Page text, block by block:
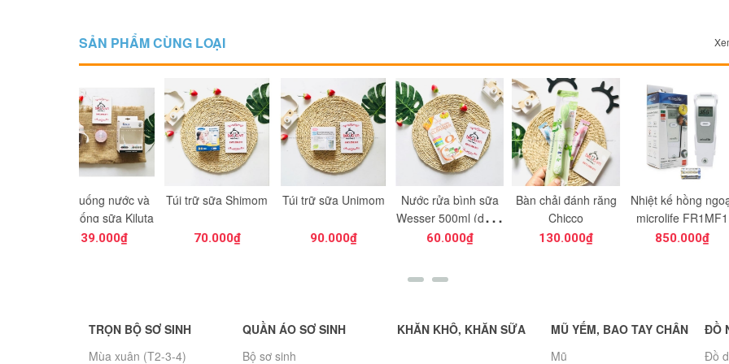
SẢN PHẨM CÙNG LOẠI
Túi trữ sữa Shimom
70.000₫
Túi trữ sữa Unimom
90.000₫
Nước rửa bình sữa
Wesser 500ml (dạng
60.000₫
Bàn chải đánh răng
Chicco
130.000₫
Nhiệt kế hồng ngoại
microlife FR1MF1
850.000₫
Nước
viêm
TRỌN BỘ SƠ SINH
Mùa xuân (T2-3-4)
QUẦN ÁO SƠ SINH
Bộ sơ sinh
KHĂN KHÔ, KHĂN SỮA
MŨ YẾM, BAO TAY CHÂN
Mũ
ĐỒ
Đồ